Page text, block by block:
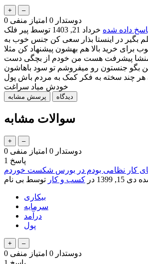
0 دوستدار 0 امتیاز منفی
داده شده خرداد 21, 1403 توسط پیر فلک
بگیر در اینستا بذار سعی کن جنس خوب به
خرید بالا هم بهشون پیشنهاد کن مثلا
منشا پیشرفت هست من خودم از بچگی دست
بگو جنستون رو میفروشم تو سود باهاشون
چند سخته به فکر کمک به مردم باش پول
خودش میاد سراغت
سوالات مشابه
0 دوستدار 0 امتیاز منفی
1 پاسخ
کار نظامی بودم در بورس شکست خوردم
دی 15, 1399 در کسب و کار توسط بی نام
بیکاری
سرمایه
درآمد
پول
0 دوستدار 0 امتیاز منفی